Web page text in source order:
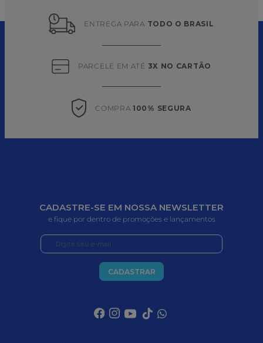
ENTREGA PARA TODO O BRASIL
PARCELE EM ATÉ 3X NO CARTÃO
COMPRA 100% SEGURA
CADASTRE-SE EM NOSSA NEWSLETTER
e fique por dentro de promoções e lançamentos
CADASTRAR